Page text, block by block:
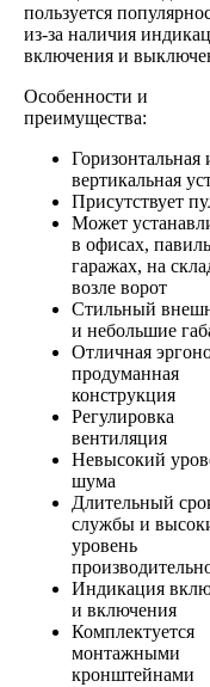
пользуется
из-за наличия
включения и
Особенности и
преимущества:
Горизонтальная
вертикальная
Присутствует
Может
в офисах,
гаражах, на
возле ворот
Стильный
и небольшие
Отличная
продуманная
конструкция
Регулировка
вентиляция
Невысокий
шума
Длительный
службы и
уровень
Индикация
и включения
Комплектуется
монтажными
кронштейнами